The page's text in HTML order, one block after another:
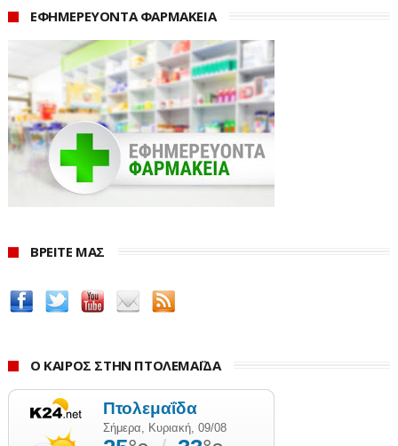
Η πρωτοβουλία έρχεται σε μια περίοδο κατά την οποία
οι συνολικές οφειλές προς την εφορία ξεπερνούν πλέον
τα 112 δισ. ευρώ, ενώ περισσότεροι από 2 εκατομμύρια
φορολογούμενοι βρίσκονται αντιμέτωποι με τον
κίνδυνο αναγκαστικών μέτρων είσπραξης. Τα στοιχεία
δείχνουν ότι μόνο στο δεκάμηνο του 2025 τα νέα χρέη
προς την εφορία ανήλθαν σε 7,8 δισ. ευρώ, εκ των
οποίων τα 7,2 δισ. αφορούν φόρους.
δέχονται τα νοικοκυριά από την ακρίβεια, τα υψηλά
Πολλοί φορολογούμενοι αναγκάζονται να ιεραρχήσουν
τις υποχρεώσεις τους, με την εφορία συχνά να έρχεται
οδηγήσει εκατοντάδες χιλιάδες φυσικά πρόσωπα στη
δημιουργία νέων ληξιπρόθεσμων οφειλών. Το PARE
φιλοδοξεί να αποτελέσει το εργαλείο που θα
αντιστρέψει αυτή την τάση, εισάγοντας μια πιο
ΕΦΗΜΕΡΕΥΟΝΤΑ ΦΑΡΜΑΚΕΙΑ
ΒΡΕΙΤΕ ΜΑΣ
Ο ΚΑΙΡΟΣ ΣΤΗΝ ΠΤΟΛΕΜΑΪΔΑ